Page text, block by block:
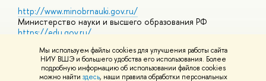
Мы используем файлы cookies для улучшения работы сайта
НИУ ВШЭ и большего удобства его использования. Более
подробную информацию об использовании файлов cookies
можно найти здесь, наши правила обработки персональных
http://www.minobrnauki.gov.ru/
Министерство науки и высшего образования РФ
https://edu.gov.ru/
https://elearning.hse.ru/mooc
Массовые открытые онлайн-курсы